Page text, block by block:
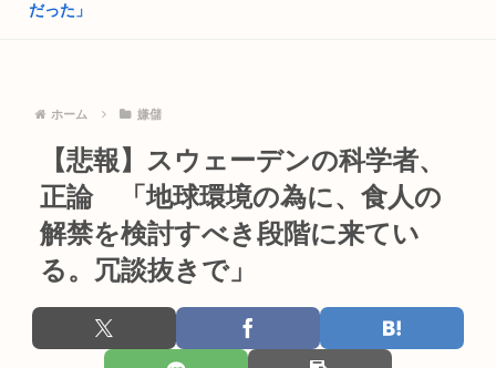
独身弱男、お盆のスーパーで大失態www
遊して...
阿波おどりで女性のカラダを強調した動画が拡散されてるらし
い！許せ...
日本人「失われた30年ヤバいだろ…貧乏になりすぎ…もう愛国
保守を...
掛けた...
【大阪】58歳日本人男性の、80歳母の腹を踏みつけ肋骨8本を
だった」
樹里と中学生のカーセクロス完全版。新事実発見した。
はっきり言う、無差別大量殺人を実行して死刑になりたい。
高市早苗「寝てない」それは分かったが「徹夜したので辛くて
宿題やっ...
チンポの大きさや形、硬度でバトルするゲーム「ポコチンモン
スター」...
スマホゲー、サ終が相次ぎ開発・運営事業者の倒産が急増 完全
にオワ...
ホーム 嫌儲
【悲報】スウェーデンの科学者、
正論 「地球環境の為に、食人の
解禁を検討すべき段階に来てい
る。冗談抜きで」